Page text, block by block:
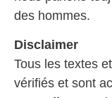
des hommes.
Disclaimer
Tous les textes
vérifiés et sont